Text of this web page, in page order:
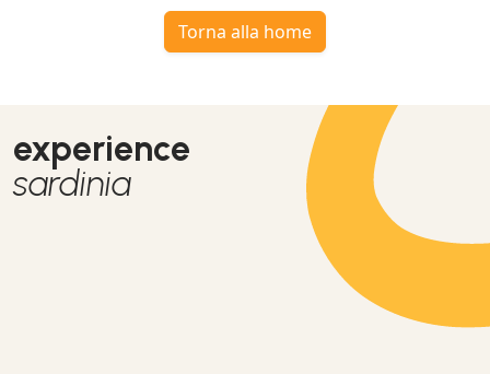
Torna alla home
experience
sardinia